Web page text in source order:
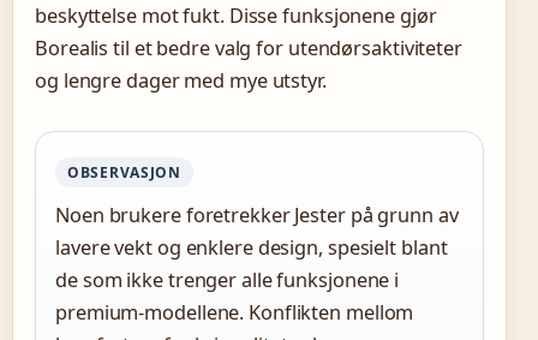
beskyttelse mot fukt. Disse funksjonene gjør
Borealis til et bedre valg for utendørsaktiviteter
og lengre dager med mye utstyr.
OBSERVASJON
Noen brukere foretrekker Jester på grunn av
lavere vekt og enklere design, spesielt blant
de som ikke trenger alle funksjonene i
premium-modellene. Konflikten mellom